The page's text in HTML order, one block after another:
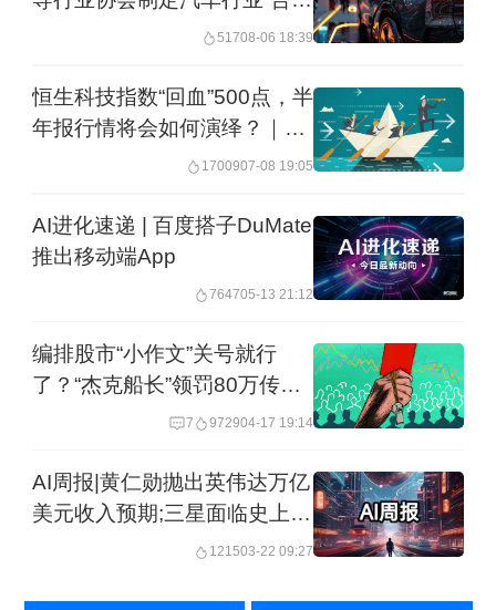
51708-06 18:39
恒生科技指数“回血”500点，半
年报行情将会如何演绎？｜市
1700907-08 19:05
AI进化速递 | 百度搭子DuMate
推出移动端App
764705-13 21:12
编排股市“小作文”关号就行
了？“杰克船长”领罚80万传递
7 972904-17 19:14
AI周报|黄仁勋抛出英伟达万亿
美元收入预期;三星面临史上最
121503-22 09:27